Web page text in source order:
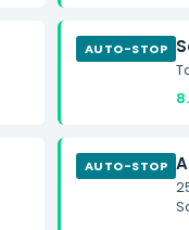
AUTO-STOP
AUTO-STOP